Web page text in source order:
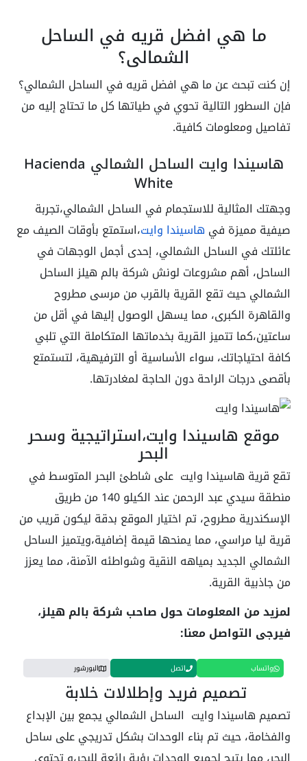
ما هي افضل قريه في الساحل
الشمالي؟
إن كنت تبحث عن ما هي افضل قريه في الساحل الشمالي؟
فإن السطور التالية تحوي في طياتها كل ما تحتاج إليه من
تفاصيل ومعلومات كافية.
هاسيندا وايت الساحل الشمالي Hacienda
White
وجهتك المثالية للاستجمام في الساحل الشمالي،تجربة
صيفية مميزة في هاسيندا وايت،استمتع بأوقات الصيف مع
عائلتك في الساحل الشمالي، إحدى أجمل الوجهات في
الساحل، أهم مشروعات لونش شركة بالم هيلز الساحل
الشمالي حيث تقع القرية بالقرب من مرسى مطروح
والقاهرة الكبرى، مما يسهل الوصول إليها في أقل من
ساعتين،كما تتميز القرية بخدماتها المتكاملة التي تلبي
كافة احتياجاتك، سواء الأساسية أو الترفيهية، لتستمتع
بأقصى درجات الراحة دون الحاجة لمغادرتها.
موقع هاسيندا وايت،استراتيجية وسحر
البحر
تقع قرية هاسيندا وايت على شاطئ البحر المتوسط في
منطقة سيدي عبد الرحمن عند الكيلو 140 من طريق
الإسكندرية مطروح، تم اختيار الموقع بدقة ليكون قريب من
قرية ليا مراسي، مما يمنحها قيمة إضافية،ويتميز الساحل
الشمالي الجديد بمياهه النقية وشواطئه الآمنة، مما يعزز
من جاذبية القرية.
لمزيد من المعلومات حول صاحب شركة بالم هيلز،
فيرجى التواصل معنا:
واتساب اتصل البورشور
تصميم فريد وإطلالات خلابة
تصميم هاسيندا وايت الساحل الشمالي يجمع بين الإبداع
والفخامة، حيث تم بناء الوحدات بشكل تدريجي على ساحل